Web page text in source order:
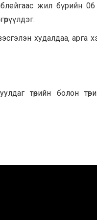
жил бүрийн 06
худалдаа, арга
төрийн болон